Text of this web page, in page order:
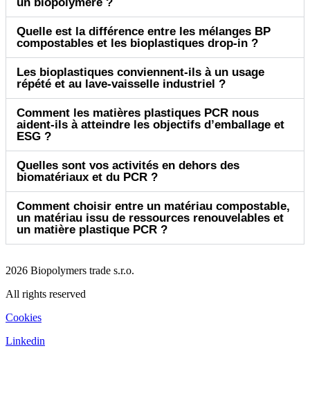
un biopolymère ?
Quelle est la différence entre les mélanges BP
compostables et les bioplastiques drop-in ?
Les bioplastiques conviennent-ils à un usage
répété et au lave-vaisselle industriel ?
Comment les matières plastiques PCR nous
aident-ils à atteindre les objectifs d’emballage et
ESG ?
Quelles sont vos activités en dehors des
biomatériaux et du PCR ?
Comment choisir entre un matériau compostable,
un matériau issu de ressources renouvelables et
un matière plastique PCR ?
2026 Biopolymers trade s.r.o.
All rights reserved
Cookies
Linkedin